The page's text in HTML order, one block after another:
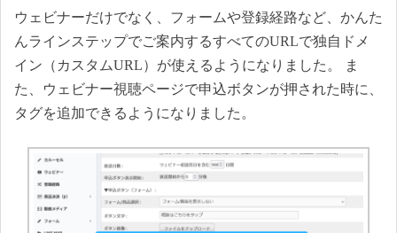
ウェビナーだけでなく、フォームや登録経路など、かんた
んラインステップでご案内するすべてのURLで独自ドメ
イン（カスタムURL）が使えるようになりました。 ま
た、ウェビナー視聴ページで申込ボタンが押された時に、
タグを追加できるようになりました。